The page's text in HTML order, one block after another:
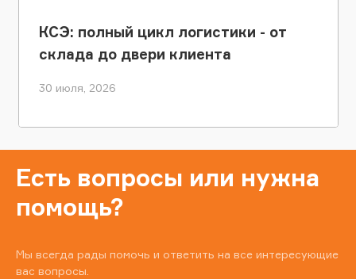
КСЭ: полный цикл логистики - от
склада до двери клиента
30 июля, 2026
Есть вопросы или нужна
помощь?
Мы всегда рады помочь и ответить на все интересующие
вас вопросы.